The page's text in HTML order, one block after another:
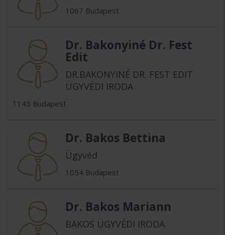
1067 Budapest
Dr. Bakonyiné Dr. Fest
Edit
DR.BAKONYINÉ DR. FEST EDIT
ÜGYVÉDI IRODA
1143 Budapest
Dr. Bakos Bettina
Ügyvéd
1054 Budapest
Dr. Bakos Mariann
BAKOS ÜGYVÉDI IRODA